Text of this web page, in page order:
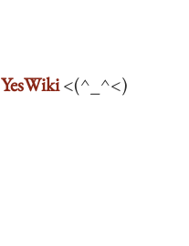
YesWiki<(^_^<)